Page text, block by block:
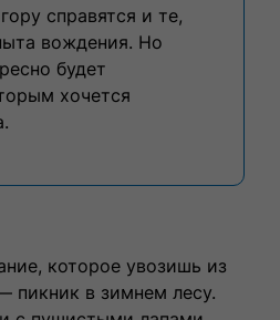
справятся и те,
вождения. Но
будет
хочется
которое увозишь из
пикник в зимнем лесу.